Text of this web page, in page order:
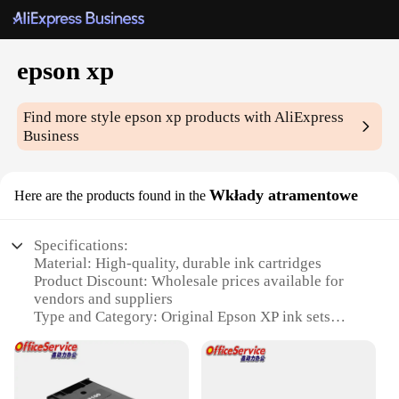
epson xp
Find more styleepson xp products with AliExpress
Business
Here are the products found in the Wkłady atramentowe
Specifications:
Material: High-quality, durable ink cartridges
Product Discount: Wholesale prices available for
vendors and suppliers
Type and Category: Original Epson XP ink sets
Usage and Purpose: Ideal for high-volume printing
and commercial printing